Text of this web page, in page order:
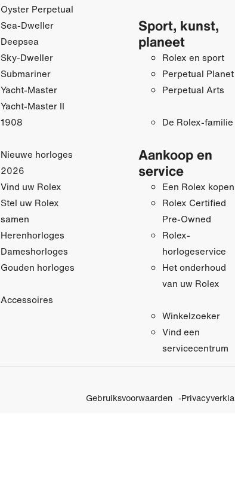
Oyster Perpetual
Sea-Dweller
Deepsea
Sky-Dweller
Submariner
Yacht-Master
Yacht-Master II
1908
Nieuwe horloges
2026
Vind uw Rolex
Stel uw Rolex
samen
Herenhorloges
Dameshorloges
Gouden horloges
Accessoires
Sport, kunst,
planeet
Rolex en sport
Perpetual Planet
Perpetual Arts
De Rolex-familie
Aankoop en
service
Een Rolex kopen
Rolex Certified
Pre‑Owned
Rolex-
horlogeservice
Het onderhoud
van uw Rolex
Winkelzoeker
Vind een
servicecentrum
Gebruiksvoorwaarden